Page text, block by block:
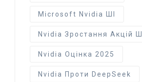
Microsoft Nvidia ШІ
Nvidia Зростання Акцій ШІ
Nvidia Оцінка 2025
Nvidia Проти DeepSeek